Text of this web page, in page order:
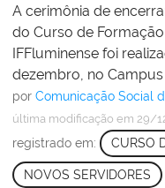
A cerimônia de
do Curso de
IFFluminense foi
dezembro, no
por Comunicação Social
última modificação em 29/
registrado em: CURSO
NOVOS SERVIDORES